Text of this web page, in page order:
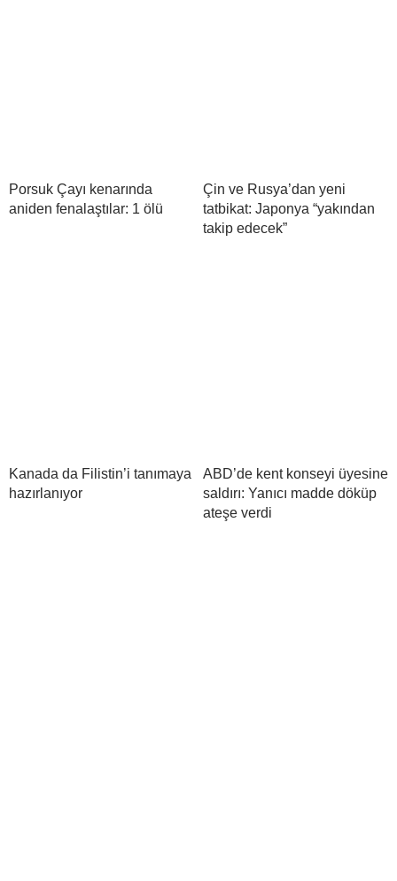
Porsuk Çayı kenarında
aniden fenalaştılar: 1 ölü
Çin ve Rusya’dan yeni
tatbikat: Japonya “yakından
takip edecek”
Kanada da Filistin’i tanımaya
hazırlanıyor
ABD’de kent konseyi üyesine
saldırı: Yanıcı madde döküp
ateşe verdi